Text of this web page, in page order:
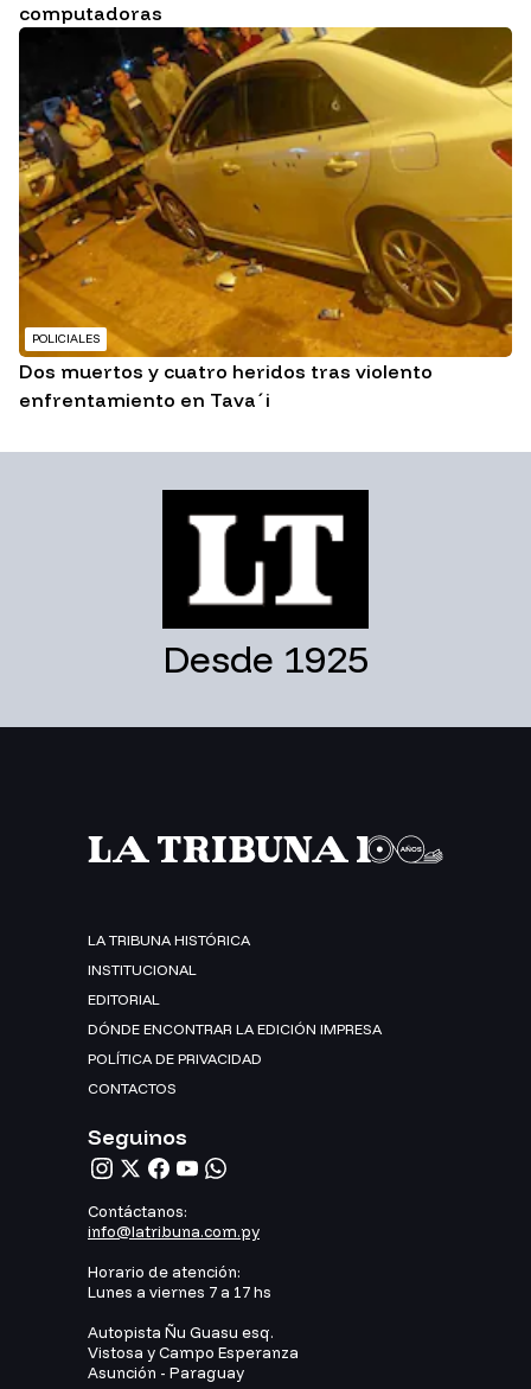
computadoras
POLICIALES
Dos muertos y cuatro heridos tras violento
enfrentamiento en Tava´i
Desde 1925
LA TRIBUNA HISTÓRICA
INSTITUCIONAL
EDITORIAL
DÓNDE ENCONTRAR LA EDICIÓN IMPRESA
POLÍTICA DE PRIVACIDAD
CONTACTOS
Seguinos
Contáctanos:
info@latribuna.com.py
Horario de atención:
Lunes a viernes 7 a 17 hs
Autopista Ñu Guasu esq.
Vistosa y Campo Esperanza
Asunción - Paraguay